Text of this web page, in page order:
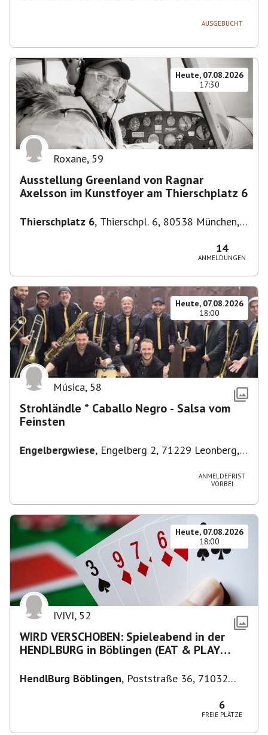
AUSGEBUCHT
Heute, 07.08.2026
17:30
Roxane, 59
Ausstellung Greenland von Ragnar
Axelsson im Kunstfoyer am Thierschplatz 6
Thierschplatz 6, Thierschpl. 6, 80538 München,
14
ANMELDUNGEN
Heute, 07.08.2026
18:00
Música, 58
Strohländle * Caballo Negro - Salsa vom
Feinsten
Engelbergwiese, Engelberg 2, 71229 Leonberg,
ANMELDEFRIST
VORBEI
Heute, 07.08.2026
18:00
IVIVI, 52
WIRD VERSCHOBEN: Spieleabend in der
HENDLBURG in Böblingen (EAT & PLAY
HendlBurg Böblingen, Poststraße 36, 71032
6
FREIE PLÄTZE